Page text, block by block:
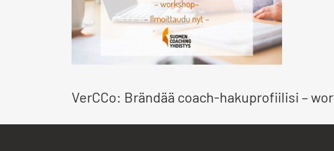
VerCCo: Brändää coach-hakuprofiilisi –